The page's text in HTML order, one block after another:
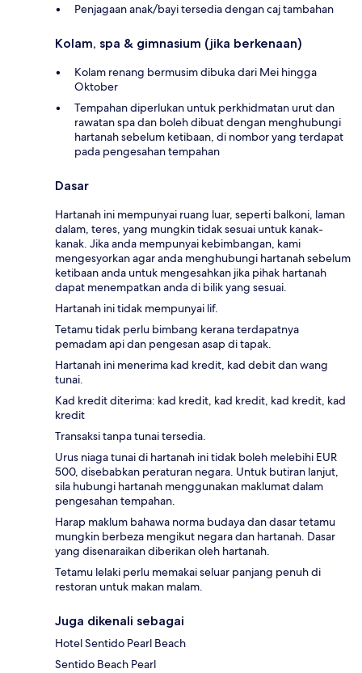
Penjagaan anak/bayi tersedia dengan caj tambahan
Kolam, spa & gimnasium (jika berkenaan)
Kolam renang bermusim dibuka dari Mei hingga
Oktober
Tempahan diperlukan untuk perkhidmatan urut dan
rawatan spa dan boleh dibuat dengan menghubungi
hartanah sebelum ketibaan, di nombor yang terdapat
pada pengesahan tempahan
Dasar
Hartanah ini mempunyai ruang luar, seperti balkoni, laman
dalam, teres, yang mungkin tidak sesuai untuk kanak-
kanak. Jika anda mempunyai kebimbangan, kami
mengesyorkan agar anda menghubungi hartanah sebelum
ketibaan anda untuk mengesahkan jika pihak hartanah
dapat menempatkan anda di bilik yang sesuai.
Hartanah ini tidak mempunyai lif.
Tetamu tidak perlu bimbang kerana terdapatnya
pemadam api dan pengesan asap di tapak.
Hartanah ini menerima kad kredit, kad debit dan wang
tunai.
Kad kredit diterima: kad kredit, kad kredit, kad kredit, kad
kredit
Transaksi tanpa tunai tersedia.
Urus niaga tunai di hartanah ini tidak boleh melebihi EUR
500, disebabkan peraturan negara. Untuk butiran lanjut,
sila hubungi hartanah menggunakan maklumat dalam
pengesahan tempahan.
Harap maklum bahawa norma budaya dan dasar tetamu
mungkin berbeza mengikut negara dan hartanah. Dasar
yang disenaraikan diberikan oleh hartanah.
Tetamu lelaki perlu memakai seluar panjang penuh di
restoran untuk makan malam.
Juga dikenali sebagai
Hotel Sentido Pearl Beach
Sentido Beach Pearl